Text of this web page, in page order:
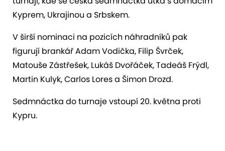
Kyprem, Ukrajinou a Srbskem.
V širší nominaci na pozicích náhradníků pak
figurují brankář Adam Vodička, Filip Švrček,
Matouše Zástřešek, Lukáš Dvořáček, Tadeáš Frýdl,
Martin Kulyk, Carlos Lores a Šimon Drozd.
Sedmnáctka do turnaje vstoupí 20. května proti
Kypru.